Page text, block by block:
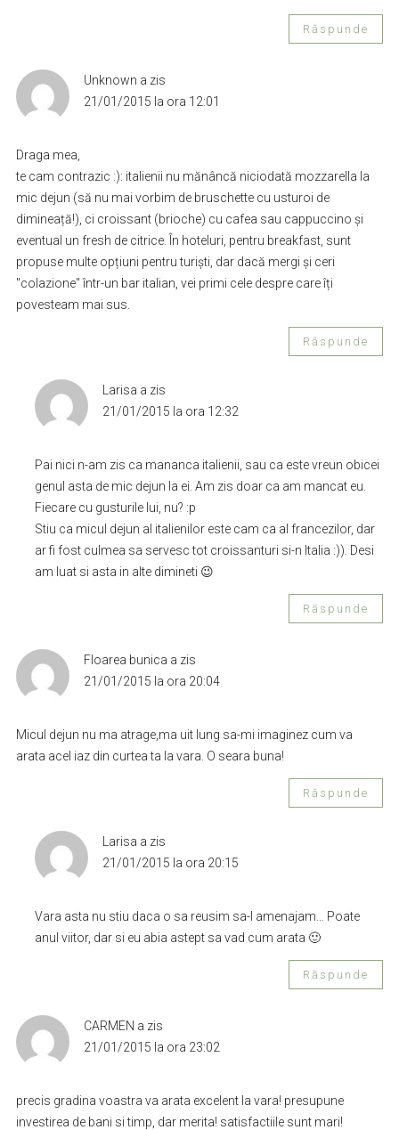
Răspunde
Unknown a zis
21/01/2015 la ora 12:01
Draga mea,
te cam contrazic :): italienii nu mănâncă niciodată mozzarella la
mic dejun (să nu mai vorbim de bruschette cu usturoi de
dimineață!), ci croissant (brioche) cu cafea sau cappuccino și
eventual un fresh de citrice. În hoteluri, pentru breakfast, sunt
propuse multe opțiuni pentru turiști, dar dacă mergi și ceri
"colazione" într-un bar italian, vei primi cele despre care îți
povesteam mai sus.
Răspunde
Larisa a zis
21/01/2015 la ora 12:32
Pai nici n-am zis ca mananca italienii, sau ca este vreun obicei
genul asta de mic dejun la ei. Am zis doar ca am mancat eu.
Fiecare cu gusturile lui, nu? :p
Stiu ca micul dejun al italienilor este cam ca al francezilor, dar
ar fi fost culmea sa servesc tot croissanturi si-n Italia :)). Desi
am luat si asta in alte dimineti 😉
Răspunde
Floarea bunica a zis
21/01/2015 la ora 20:04
Micul dejun nu ma atrage,ma uit lung sa-mi imaginez cum va
arata acel iaz din curtea ta la vara. O seara buna!
Răspunde
Larisa a zis
21/01/2015 la ora 20:15
Vara asta nu stiu daca o sa reusim sa-l amenajam… Poate
anul viitor, dar si eu abia astept sa vad cum arata 🙂
Răspunde
CARMEN a zis
21/01/2015 la ora 23:02
precis gradina voastra va arata excelent la vara! presupune
investirea de bani si timp, dar merita! satisfactiile sunt mari!